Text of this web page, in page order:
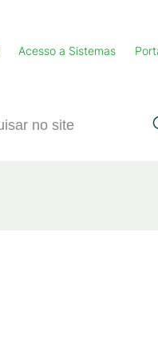
Acesso a Sistemas